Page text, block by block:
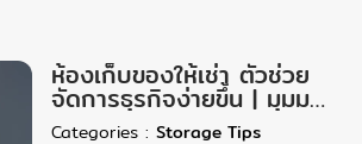
ห้องเก็บของให้เช่า ตัวช่วย
จัดการธุรกิจง่ายขึ้น | มุมมอง
จากคุณ Ying Pimlaphat
Categories: Storage Tips